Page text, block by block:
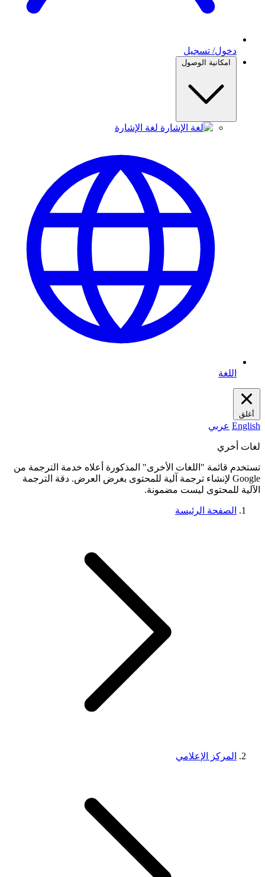
دخول/ تسجيل
امكانية الوصول
لغة الإشارة
اللغة
أغلق
English عربي
لغات أخري
تستخدم قائمة "اللغات الأخرى" المذكورة أعلاه خدمة الترجمة من
Google لإنشاء ترجمة آلية للمحتوى بغرض العرض. دقة الترجمة
الآلية للمحتوى ليست مضمونة.
الصفحة الرئيسة
المركز الإعلامي